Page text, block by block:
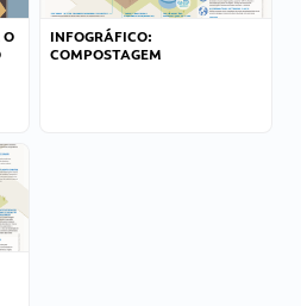
O
INFOGRÁFICO:
COMPOSTAGEM